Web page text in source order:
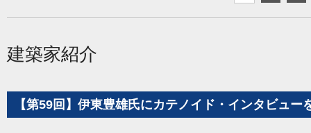
建築家紹介
【第59回】伊東豊雄氏にカテノイド・インタビュー